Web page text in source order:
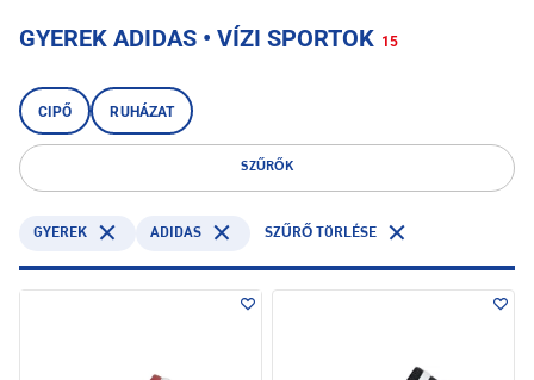
GYEREK ADIDAS • VÍZI SPORTOK 15
CIPŐ RUHÁZAT
SZŰRŐK
GYEREK ADIDAS SZŰRŐ TÖRLÉSE